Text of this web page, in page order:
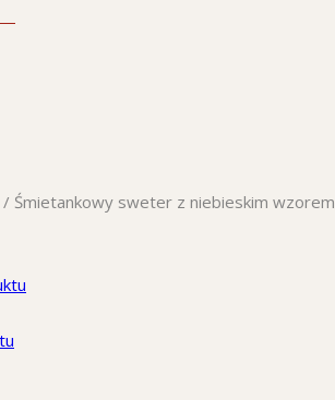
/ Śmietankowy sweter z niebieskim wzorem